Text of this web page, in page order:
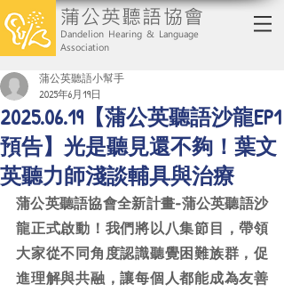
蒲公英聽語協會
Dandelion Hearing & Language
Association
2025.06.19【蒲公英聽語沙龍EP1
預告】光是聽見還不夠！葉文
英聽力師淺談輔具與治療
蒲公英聽語小幫手
2025年6月19日
蒲公英聽語協會全新計畫-蒲公英聽語沙
龍正式啟動！我們將以八集節目，帶領
大家從不同角度認識聽覺困難族群，促
進理解與共融，讓每個人都能成為友善